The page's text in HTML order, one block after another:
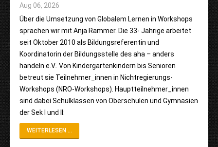
Aug 06, 2026
Über die Umsetzung von Globalem Lernen in Workshops
sprachen wir mit Anja Rammer. Die 33- Jährige arbeitet
seit Oktober 2010 als Bildungsreferentin und
Koordinatorin der Bildungsstelle des aha – anders
handeln e.V.. Von Kindergartenkindern bis Senioren
betreut sie Teilnehmer_innen in Nichtregierungs-
Workshops (NRO-Workshops). Hauptteilnehmer_innen
sind dabei Schulklassen von Oberschulen und Gymnasien
der Sek I und II:
WEITERLESEN ...